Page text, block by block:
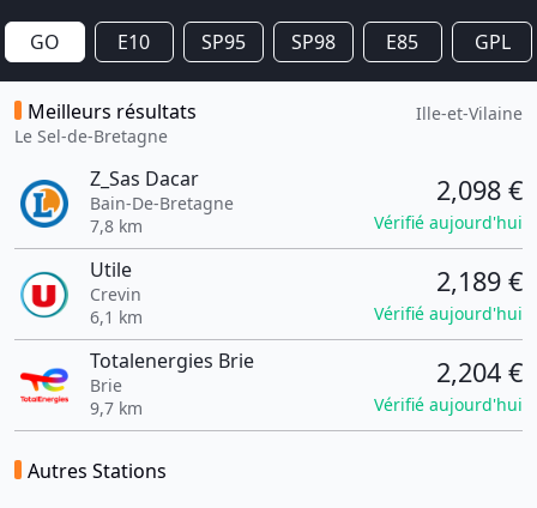
GO E10 SP95 SP98 E85 GPL
Meilleurs résultats
Le Sel-de-Bretagne
Ille-et-Vilaine
Z_Sas Dacar
Bain-De-Bretagne
7,8 km
2,098 €
Vérifié aujourd'hui
Utile
Crevin
6,1 km
2,189 €
Vérifié aujourd'hui
Totalenergies Brie
Brie
9,7 km
2,204 €
Vérifié aujourd'hui
Autres Stations